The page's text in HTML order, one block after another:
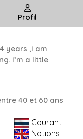
Profil
years ,I am
I’m a little
40 et 60 ans
Courant
Notions